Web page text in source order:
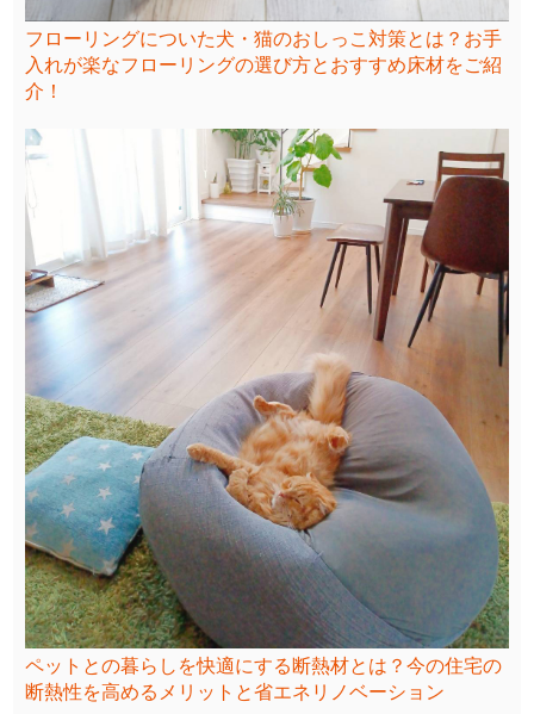
フローリングについた犬・猫のおしっこ対策とは？お手
入れが楽なフローリングの選び方とおすすめ床材をご紹
介！
ペットとの暮らしを快適にする断熱材とは？今の住宅の
断熱性を高めるメリットと省エネリノベーション